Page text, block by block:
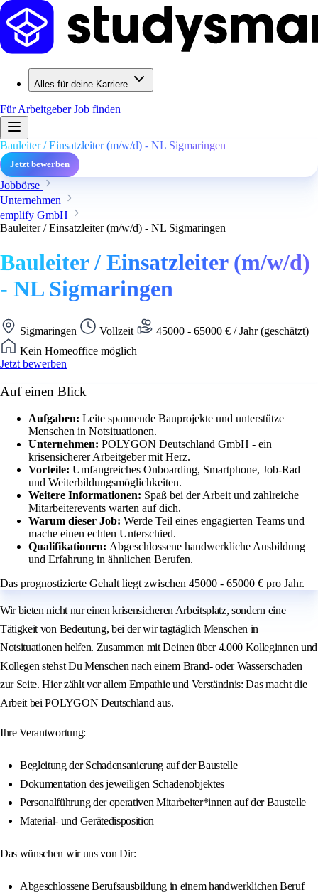
Alles für deine Karriere
Für ArbeitgeberJob finden
Bauleiter / Einsatzleiter (m/w/d) - NL Sigmaringen
Jetzt bewerben
Jobbörse
Unternehmen
emplify GmbH
Bauleiter / Einsatzleiter (m/w/d) - NL Sigmaringen
Bauleiter / Einsatzleiter (m/w/d)
- NL Sigmaringen
Sigmaringen Vollzeit
45000 - 65000 € / Jahr (geschätzt)
Kein Homeoffice möglich
Jetzt bewerben
Auf einen Blick
Aufgaben: Leite spannende Bauprojekte und unterstütze
Menschen in Notsituationen.
Unternehmen: POLYGON Deutschland GmbH - ein
krisensicherer Arbeitgeber mit Herz.
Vorteile: Umfangreiches Onboarding, Smartphone, Job-Rad
und Weiterbildungsmöglichkeiten.
Weitere Informationen: Spaß bei der Arbeit und zahlreiche
Mitarbeiterevents warten auf dich.
Warum dieser Job: Werde Teil eines engagierten Teams und
mache einen echten Unterschied.
Qualifikationen: Abgeschlossene handwerkliche Ausbildung
und Erfahrung in ähnlichen Berufen.
Das prognostizierte Gehalt liegt zwischen 45000 - 65000 € pro Jahr.
Wir bieten nicht nur einen krisensicheren Arbeitsplatz, sondern eine
Tätigkeit von Bedeutung, bei der wir tagtäglich Menschen in
Notsituationen helfen. Zusammen mit Deinen über 4.000 Kolleginnen und
Kollegen stehst Du Menschen nach einem Brand- oder Wasserschaden
zur Seite. Hier zählt vor allem Empathie und Verständnis: Das macht die
Arbeit bei POLYGON Deutschland aus.
Ihre Verantwortung:
Begleitung der Schadensanierung auf der Baustelle
Dokumentation des jeweiligen Schadenobjektes
Personalführung der operativen Mitarbeiter*innen auf der Baustelle
Material- und Gerätedisposition
Das wünschen wir uns von Dir:
Abgeschlossene Berufsausbildung in einem handwerklichen Beruf